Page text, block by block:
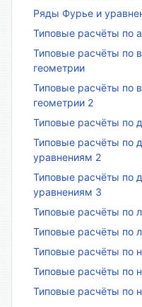
Ряды Фурье и
Типовые расчёты по
Типовые расчёты по
геометрии
Типовые расчёты по
геометрии 2
Типовые расчёты по
Типовые расчёты по
уравнениям 2
Типовые расчёты по
уравнениям 3
Типовые расчёты по
Типовые расчёты по
Типовые расчёты по
Типовые расчёты по
Типовые расчёты по